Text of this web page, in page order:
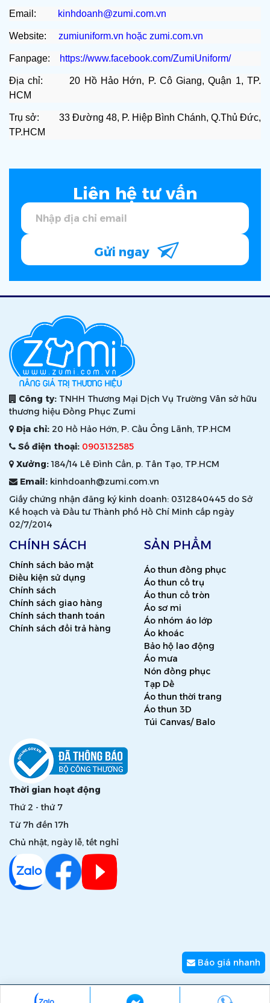
Email: kinhdoanh@zumi.com.vn
Website: zumiuniform.vn hoặc zumi.com.vn
Fanpage: https://www.facebook.com/ZumiUniform/
Địa chỉ: 20 Hồ Hảo Hớn, P. Cô Giang, Quận 1, TP.
HCM
Trụ sở: 33 Đường 48, P. Hiệp Bình Chánh, Q.Thủ Đức,
TP.HCM
Liên hệ tư vấn
Gửi ngay
Công ty: TNHH Thương Mại Dịch Vụ Trường Vân sở hữu
thương hiệu Đồng Phục Zumi
Địa chỉ: 20 Hồ Hảo Hớn, P. Cầu Ông Lãnh, TP.HCM
Số điện thoại: 0903132585
Xưởng:184/14 Lê Đình Cẩn, p. Tân Tạo, TP.HCM
Email: kinhdoanh@zumi.com.vn
Giấy chứng nhận đăng ký kinh doanh: 0312840445 do Sở
Kế hoạch và Đầu tư Thành phố Hồ Chí Minh cấp ngày
02/7/2014
CHÍNH SÁCH
Chính sách bảo mật
Điều kiện sử dụng
Chính sách
Chính sách giao hàng
Chính sách thanh toán
Chính sách đổi trả hàng
SẢN PHẨM
Áo thun đồng phục
Áo thun cổ trụ
Áo thun cổ tròn
Áo sơ mi
Áo nhóm áo lớp
Áo khoác
Bảo hộ lao động
Áo mưa
Nón đồng phục
Tạp Dề
Áo thun thời trang
Áo thun 3D
Túi Canvas/ Balo
Thời gian hoạt động
Thứ 2 - thứ 7
Từ 7h đến 17h
Chủ nhật, ngày lễ, tết nghỉ
Copyright © 2026 zumi.com.vn - Giải pháp nâng tầm giá trị
Báo giá nhanh